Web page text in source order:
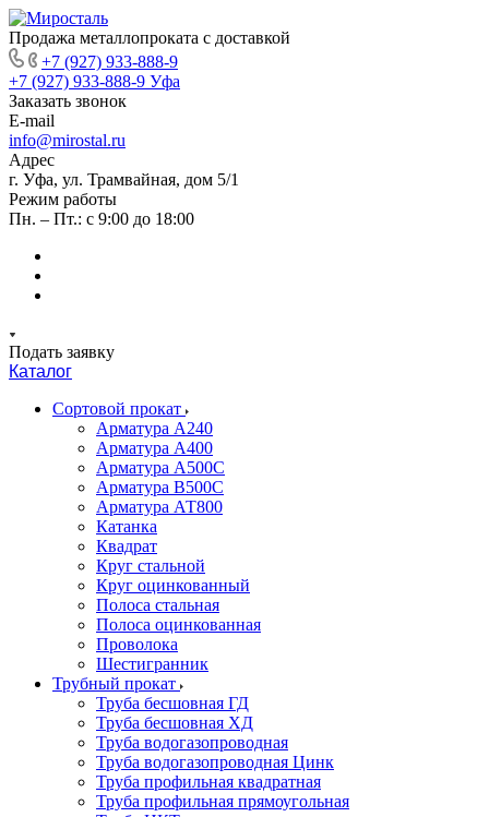
Продажа металлопроката с доставкой
+7 (927) 933-888-9
+7 (927) 933-888-9 Уфа
Заказать звонок
E-mail
info@mirostal.ru
Адрес
г. Уфа, ул. Трамвайная, дом 5/1
Режим работы
Пн. – Пт.: с 9:00 до 18:00
Подать заявку
Каталог
Сортовой прокат
Арматура А240
Арматура А400
Арматура А500C
Арматура В500С
Арматура АТ800
Катанка
Квадрат
Круг стальной
Круг оцинкованный
Полоса стальная
Полоса оцинкованная
Проволока
Шестигранник
Трубный прокат
Труба бесшовная ГД
Труба бесшовная ХД
Труба водогазопроводная
Труба водогазопроводная Цинк
Труба профильная квадратная
Труба профильная прямоугольная